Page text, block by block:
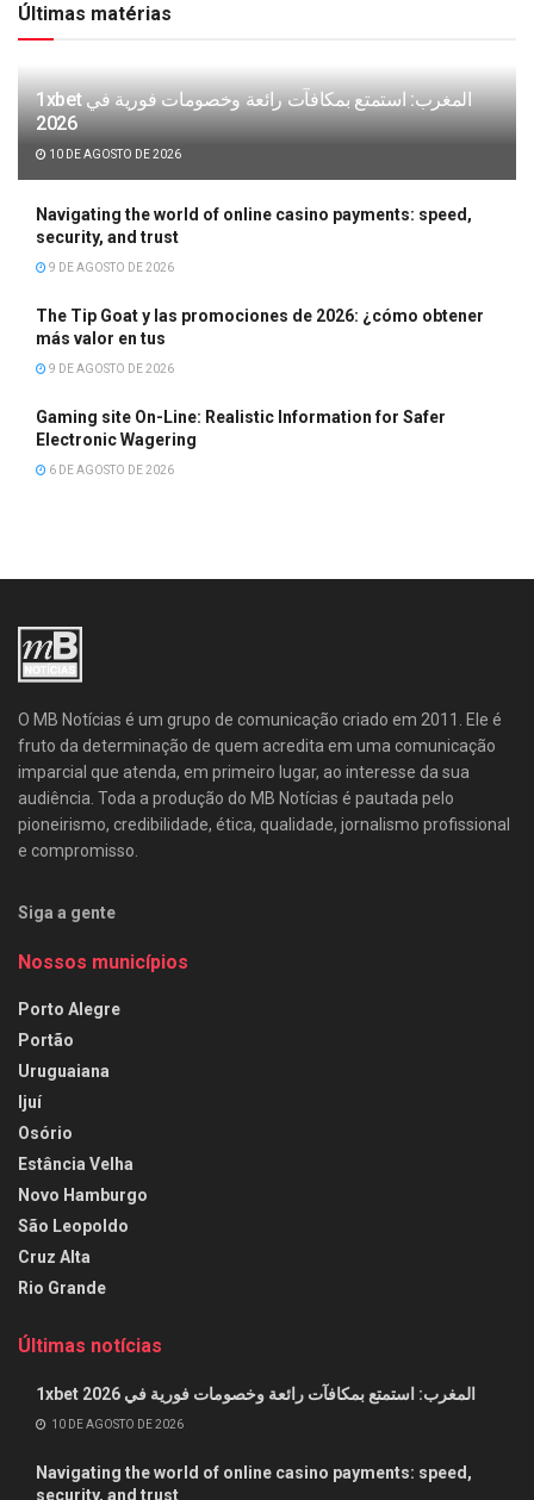
Últimas matérias
1xbet المغرب: استمتع بمكافآت رائعة وخصومات فورية في
2026
10 DE AGOSTO DE 2026
Navigating the world of online casino payments: speed,
security, and trust
9 DE AGOSTO DE 2026
The Tip Goat y las promociones de 2026: ¿cómo obtener
más valor en tus
9 DE AGOSTO DE 2026
Gaming site On-Line: Realistic Information for Safer
Electronic Wagering
6 DE AGOSTO DE 2026
O MB Notícias é um grupo de comunicação criado em 2011. Ele é
fruto da determinação de quem acredita em uma comunicação
imparcial que atenda, em primeiro lugar, ao interesse da sua
audiência. Toda a produção do MB Notícias é pautada pelo
pioneirismo, credibilidade, ética, qualidade, jornalismo profissional
e compromisso.
Siga a gente
Nossos municípios
Porto Alegre
Portão
Uruguaiana
Ijuí
Osório
Estância Velha
Novo Hamburgo
São Leopoldo
Cruz Alta
Rio Grande
Últimas notícias
1xbet المغرب: استمتع بمكافآت رائعة وخصومات فورية في 2026
10 DE AGOSTO DE 2026
Navigating the world of online casino payments: speed,
security, and trust